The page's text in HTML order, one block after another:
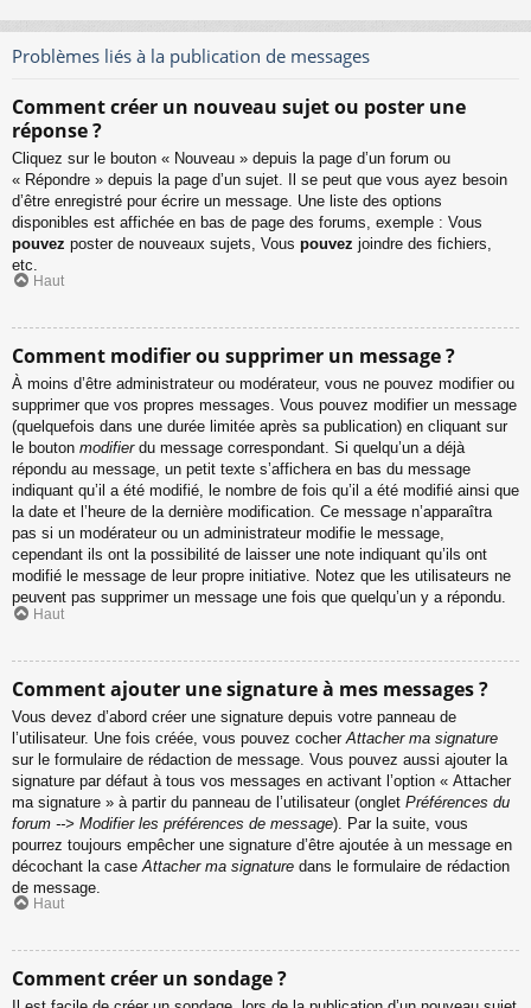
Problèmes liés à la publication de messages
Comment créer un nouveau sujet ou poster une
réponse ?
Cliquez sur le bouton « Nouveau » depuis la page d’un forum ou
« Répondre » depuis la page d’un sujet. Il se peut que vous ayez besoin
d’être enregistré pour écrire un message. Une liste des options
disponibles est affichée en bas de page des forums, exemple : Vous
pouvez poster de nouveaux sujets, Vous pouvez joindre des fichiers,
etc.
Haut
Comment modifier ou supprimer un message ?
À moins d’être administrateur ou modérateur, vous ne pouvez modifier ou
supprimer que vos propres messages. Vous pouvez modifier un message
(quelquefois dans une durée limitée après sa publication) en cliquant sur
le bouton modifierdu message correspondant. Si quelqu’un a déjà
répondu au message, un petit texte s’affichera en bas du message
indiquant qu’il a été modifié, le nombre de fois qu’il a été modifié ainsi que
la date et l’heure de la dernière modification. Ce message n’apparaîtra
pas si un modérateur ou un administrateur modifie le message,
cependant ils ont la possibilité de laisser une note indiquant qu’ils ont
modifié le message de leur propre initiative. Notez que les utilisateurs ne
peuvent pas supprimer un message une fois que quelqu’un y a répondu.
Haut
Comment ajouter une signature à mes messages ?
Vous devez d’abord créer une signature depuis votre panneau de
l’utilisateur. Une fois créée, vous pouvez cocher Attacher ma signature
sur le formulaire de rédaction de message. Vous pouvez aussi ajouter la
signature par défaut à tous vos messages en activant l’option « Attacher
ma signature » à partir du panneau de l’utilisateur (onglet Préférences du
forum --> Modifier les préférences de message). Par la suite, vous
pourrez toujours empêcher une signature d’être ajoutée à un message en
décochant la case Attacher ma signature dans le formulaire de rédaction
de message.
Haut
Comment créer un sondage ?